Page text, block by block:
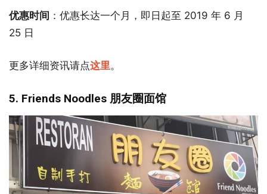
优惠时间 ：优惠长达一个月，即日起至 2019 年 6 月
25 日
更多详细资讯请点这里。
5. Friends Noodles 朋友圈面馆